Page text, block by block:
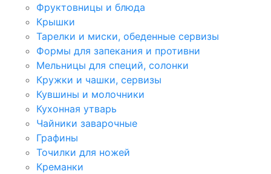
Фруктовницы и блюда
Крышки
Тарелки и миски, обеденные сервизы
Формы для запекания и противни
Мельницы для специй, солонки
Кружки и чашки, сервизы
Кувшины и молочники
Кухонная утварь
Чайники заварочные
Графины
Точилки для ножей
Креманки